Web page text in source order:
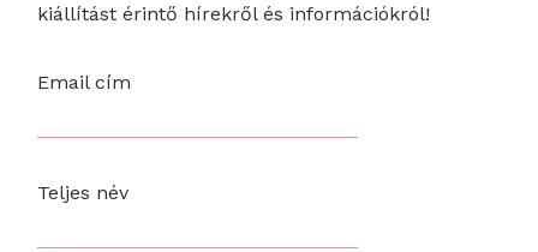
kiállítást érintő hírekről és információkról!
Email cím
Teljes név